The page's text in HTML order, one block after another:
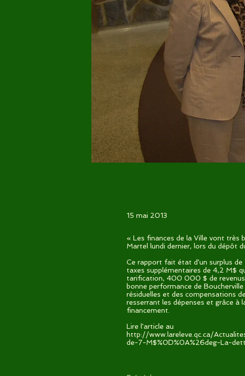
15 mai 2013
« Les finances de la Ville vont très
Martel lundi dernier, lors du dépôt
Ce rapport fait état d'un surplus de
taxes supplémentaires de 4,2 M$
tarification, 400 000 $ de
bonne performance de
résiduelles et des compensations
resserrant les dépenses et grâce à
financement.
Lire l'article au
http://www.lareleve.qc.ca/
de-7-M$%0D%0A%26deg-La-